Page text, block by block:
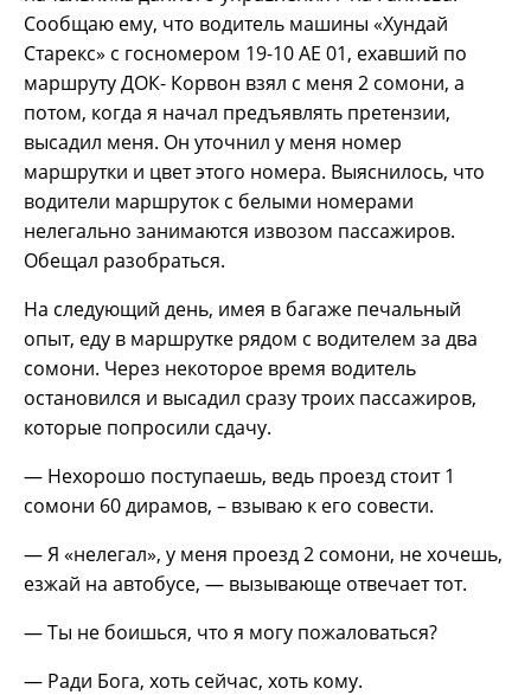
Сообщаю ему, что водитель машины «Хундай
Старекс» с госномером 19-10 АЕ 01, ехавший по
маршруту ДОК- Корвон взял с меня 2 сомони, а
потом, когда я начал предъявлять претензии,
высадил меня. Он уточнил у меня номер
маршрутки и цвет этого номера. Выяснилось, что
водители маршруток с белыми номерами
нелегально занимаются извозом пассажиров.
Обещал разобраться.
На следующий день, имея в багаже печальный
опыт, еду в маршрутке рядом с водителем за два
сомони. Через некоторое время водитель
остановился и высадил сразу троих пассажиров,
которые попросили сдачу.
— Нехорошо поступаешь, ведь проезд стоит 1
сомони 60 дирамов, – взываю к его совести.
— Я «нелегал», у меня проезд 2 сомони, не хочешь,
езжай на автобусе, — вызывающе отвечает тот.
— Ты не боишься, что я могу пожаловаться?
— Ради Бога, хоть сейчас, хоть кому.